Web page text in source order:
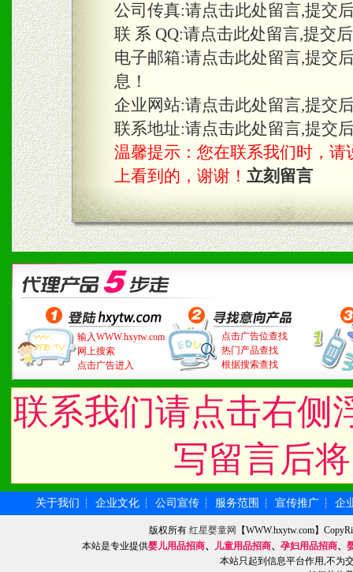
公司传真:请点击此处留言,提交
联 系 QQ:请点击此处留言,提交
电子邮箱:请点击此处留言,提交
息！
企业网站:请点击此处留言,提交
联系地址:请点击此处留言,提交
温馨提示：您在联系我们时，请
上看到的，谢谢！ 立刻留言
输入WWW.hxytw.com
网上搜索
点击广告进入
点击广告位查找
热门产品查找
根据搜索查找
联系我们请点击右侧
写留言后
关于我们 ┆ 企业文化 ┆ 公司宣传 ┆ 服务范围 ┆ 宣传推广 ┆ 企
版权所有红星婴童网
【WWW.hxytw.com】
本站是专业提供婴儿用品招商、 儿童用品招商、 孕妇用品招商、
本站只起到信息平台作用,不为